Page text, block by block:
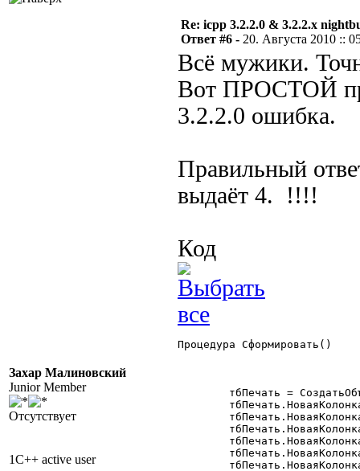
Захар Малиновский
Junior Member
Отсутствует
1C++ active user
Re: icpp 3.2.2.0 & 3.2.2.x
Ответ #6 - 20. Августа 2010 ::
Всё мужики.
Вот ПРОСТОЙ
3.2.2.0 ошибка.
Правильный
выдаёт 4. !!!!
Код
Процедура Сформировать()